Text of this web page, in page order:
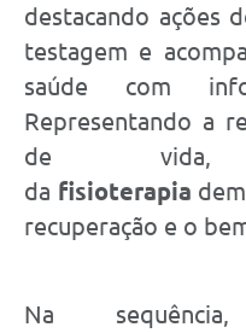
destacando ações
testagem e
saúde com
Representando a
de
da fisioterapia
recuperação e o
Na